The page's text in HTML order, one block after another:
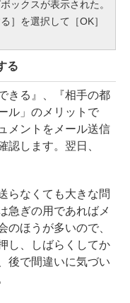
ックスが表示された。
］を選択して［OK］
る
きる』、『相手の都
ル」のメリットで
メントをメール送信
認します。翌日、
らなくても大きな問
急ぎの用であればメ
のほうが多いので、
し、しばらくしてか
後で間違いに気づい